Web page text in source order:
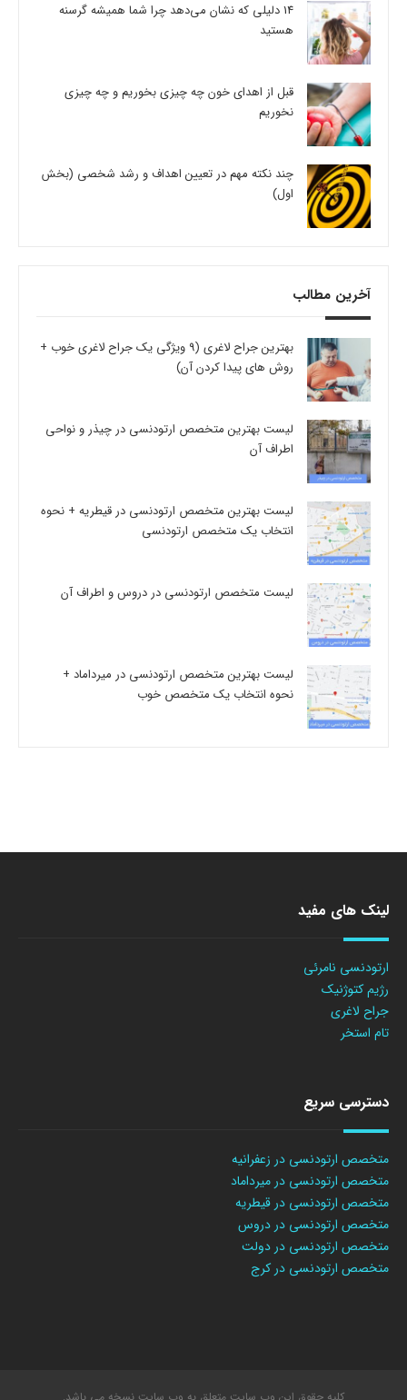
14 دلیلی که نشان می‌دهد چرا شما همیشه گرسنه
هستید
قبل از اهدای خون چه چیزی بخوریم و چه چیزی
نخوریم
چند نکته مهم در تعیین اهداف و رشد شخصی (بخش
اول)
آخرین مطالب
بهترین جراح لاغری (9 ویژگی یک جراح لاغری خوب +
روش های پیدا کردن آن)
لیست بهترین متخصص ارتودنسی در چیذر و نواحی
اطراف آن
لیست بهترین متخصص ارتودنسی در قیطریه + نحوه
انتخاب یک متخصص ارتودنسی
لیست متخصص ارتودنسی در دروس و اطراف آن
لیست بهترین متخصص ارتودنسی در میرداماد +
نحوه انتخاب یک متخصص خوب
لینک های مفید
ارتودنسی نامرئی
رژیم کتوژنیک
جراح لاغری
تام استخر
دسترسی سریع
متخصص ارتودنسی در زعفرانیه
متخصص ارتودنسی در میرداماد
متخصص ارتودنسی در قیطریه
متخصص ارتودنسی در دروس
متخصص ارتودنسی در دولت
متخصص ارتودنسی در کرج